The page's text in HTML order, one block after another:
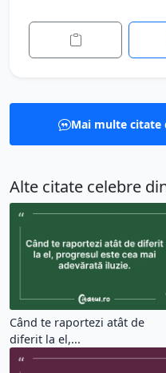
Mai multe citate
Alte citate celebre
Când te raportezi atât de
diferit la el,...